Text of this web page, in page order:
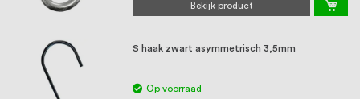
Bekijk product
S haak zwart asymmetrisch 3,5mm
Op voorraad